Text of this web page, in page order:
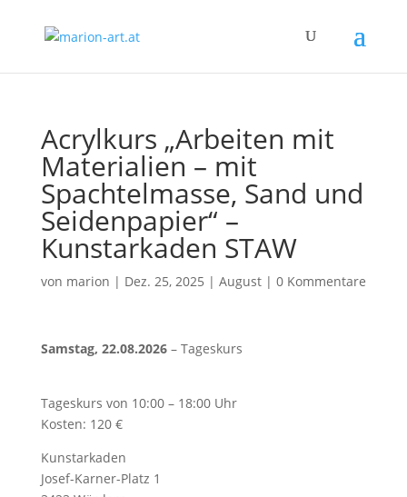
Acrylkurs „Arbeiten mit
Materialien – mit
Spachtelmasse, Sand und
Seidenpapier“ –
Kunstarkaden STAW
von marion | Dez. 25, 2025 | August| 0 Kommentare
Samstag, 22.08.2026 – Tageskurs
Tageskurs von 10:00 – 18:00 Uhr
Kosten: 120 €
Kunstarkaden
Josef-Karner-Platz 1